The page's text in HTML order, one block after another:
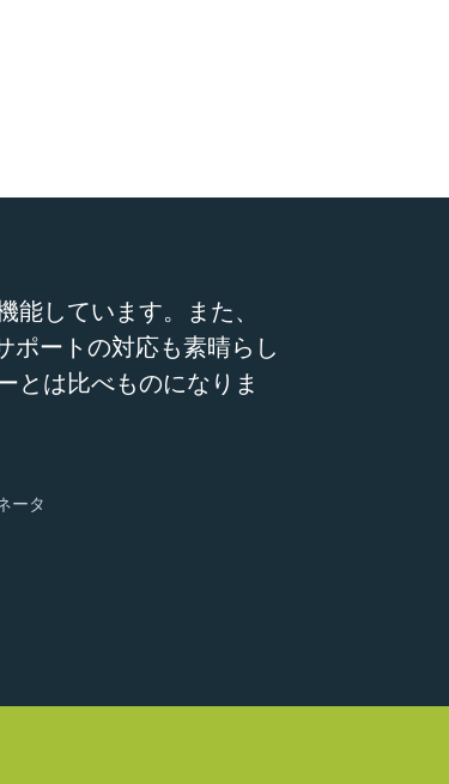
能しています。また、
ポートの対応も素晴らし
とは比べものになりま
ータ